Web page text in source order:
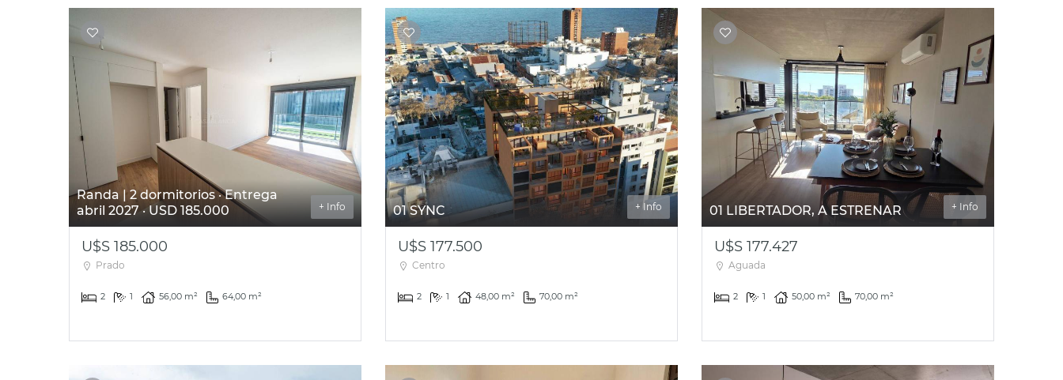
Randa | 2 dormitorios · Entrega
abril 2027 · USD 185.000
+ Info
U$S 185.000
Prado
2 1 56,00 m² 64,00 m²
01 SYNC + Info
U$S 177.500
Centro
2 1 48,00 m² 70,00 m²
01 LIBERTADOR, A ESTRENAR + Info
U$S 177.427
Aguada
2 1 50,00 m² 70,00 m²